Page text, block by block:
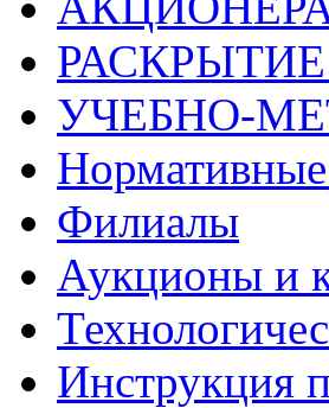
УЧЕБНО-
Филиалы
Аукционы и
Инструкция